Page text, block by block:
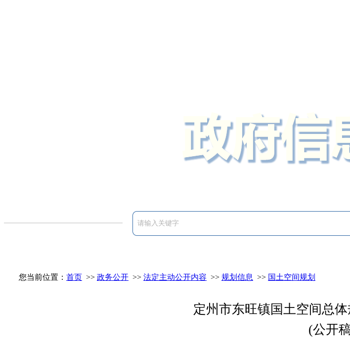
您当前位置： 首页 >> 政务公开 >> 法定主动公开内容 >> 规划信息 >> 国土空间规划
定州市东旺镇国土空间总体
(公开